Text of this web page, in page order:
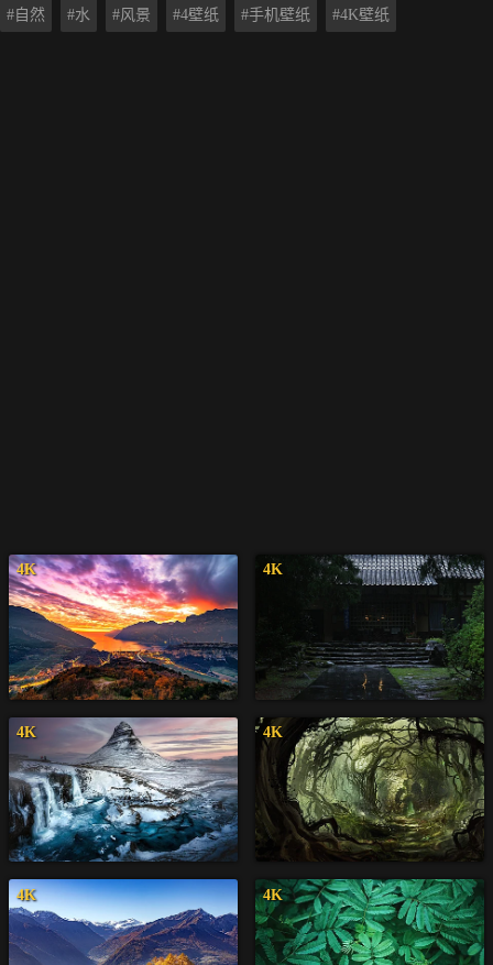
#自然 #水 #风景 #4壁纸 #手机壁纸 #4K壁纸
4K 4K
4K 4K
4K 4K